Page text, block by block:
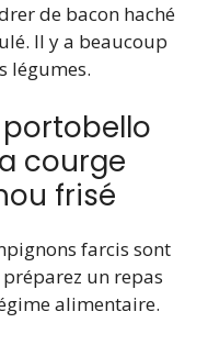
de bacon haché
Il y a beaucoup
légumes.
courge
frisé
farcis sont
un repas
alimentaire.